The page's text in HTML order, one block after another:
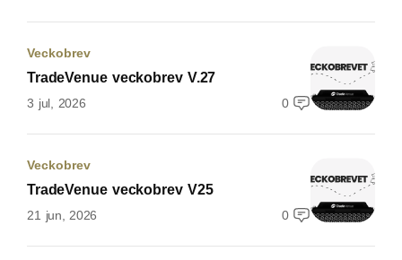
Veckobrev
TradeVenue veckobrev V.27
3 jul, 2026 0
Veckobrev
TradeVenue veckobrev V25
21 jun, 2026 0